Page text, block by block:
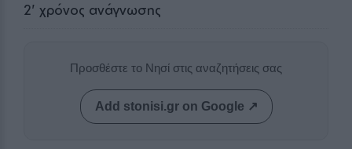
2' χρόνος ανάγνωσης
Προσθέστε το Νησί στις αναζητήσεις σας
Add stonisi.gr on Google ↗